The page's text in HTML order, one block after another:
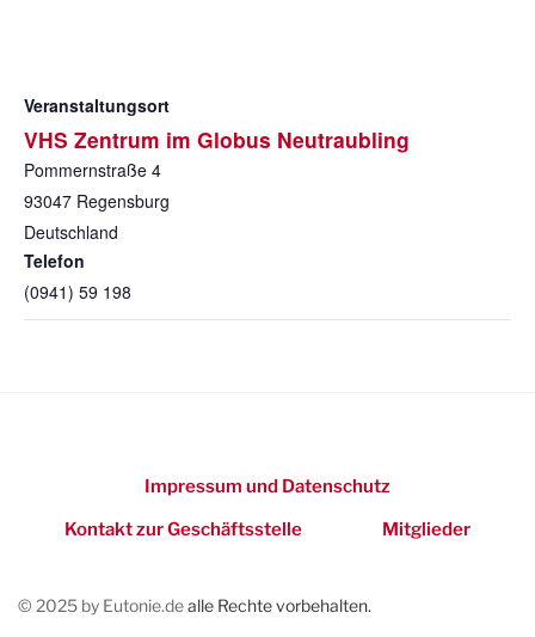
Veranstaltungsort
VHS Zentrum im Globus Neutraubling
Pommernstraße 4
93047 Regensburg
Deutschland
Telefon
(0941) 59 198
Impressum und Datenschutz
Kontakt zur Geschäftsstelle
Mitglieder
© 2025 by Eutonie.dealle Rechte vorbehalten.